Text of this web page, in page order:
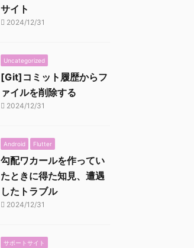
サイト
2024/12/31
Uncategorized
[Git]コミット履歴からフ
ァイルを削除する
2024/12/31
Android Flutter
勾配ワカールを作ってい
たときに得た知見、遭遇
したトラブル
2024/12/31
サポートサイト